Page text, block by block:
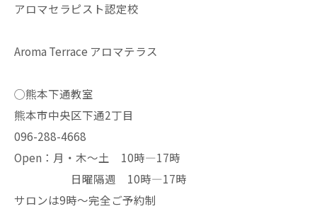
アロマセラピスト認定校
Aroma Terrace アロマテラス
◯熊本下通教室
熊本市中央区下通2丁目
096-288-4668
Open：月・木〜土 10時—17時
日曜隔週 10時—17時
サロンは9時〜完全ご予約制